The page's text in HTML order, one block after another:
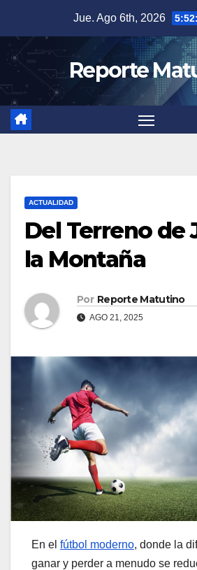
contenido
Jue. Ago 6th, 2026
Reporte
ACTUALIDAD
Del Terreno de
la Montaña
Por Reporte Matutino
AGO 21, 2025
En el fútbol moderno, donde la
ganar y perder a menudo se